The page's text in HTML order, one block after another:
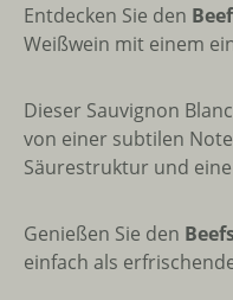
Entdecken Sie den
Weißwein mit einem
Dieser Sauvignon
von einer subtilen
Säurestruktur und
Genießen Sie den
einfach als